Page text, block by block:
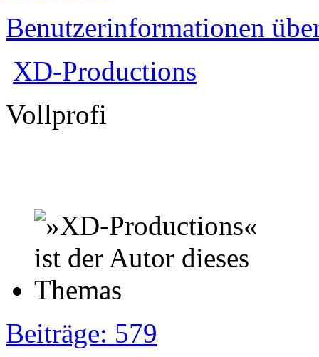
Benutzerinformationen
XD-Productions
Vollprofi
Beiträge: 579